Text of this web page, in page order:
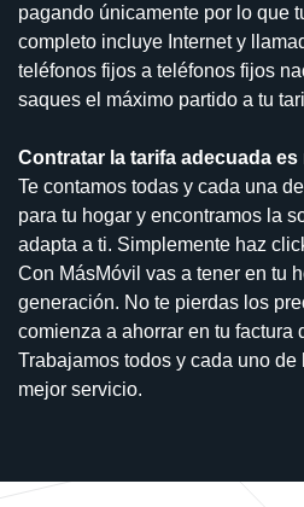
pagando únicamente por lo que
completo incluye Internet y
teléfonos fijos a teléfonos fijos
saques el máximo partido a tu
Contratar la tarifa adecuada es
Te contamos todas y cada una
para tu hogar y encontramos la
adapta a ti. Simplemente haz
Con MásMóvil vas a tener en tu
generación. No te pierdas los
comienza a ahorrar en tu factura
Trabajamos todos y cada uno de
mejor servicio.